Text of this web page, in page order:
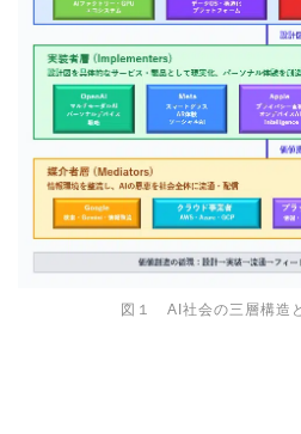
図１ AI社会の三層構造